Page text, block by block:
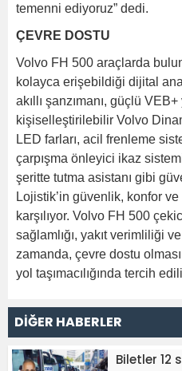
temenni ediyoruz” dedi.
ÇEVRE DOSTU
Volvo FH 500 araçlarda
kolayca erişebildiği dijital
akıllı şanzımanı, güçlü
kişiselleştirilebilir Volvo
LED farları, acil frenleme
çarpışma önleyici ikaz
şeritte tutma asistanı gibi
Lojistik’in güvenlik, konfor
karşılıyor. Volvo FH 500
sağlamlığı, yakıt verimliliği
zamanda, çevre dostu
yol taşımacılığında tercih
DİĞER HABERLER
Biletler 12